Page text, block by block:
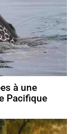
à une
Pacifique